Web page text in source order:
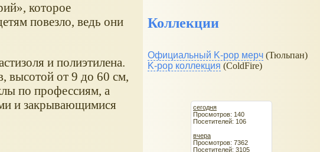
, которое
повезло, ведь они
и полиэтилена.
высотой от 9 до 60 см,
по профессиям, а
и закрывающимися
Коллекции
Официальный K-pop мерч (Тюльпан)
K-pop коллекция (ColdFire)
сегодня
Просмотров: 140
Посетителей: 106
вчера
Просмотров: 7362
Посетителей: 3105